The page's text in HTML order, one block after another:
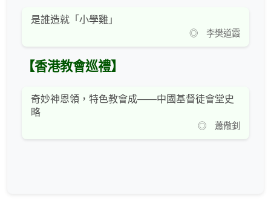
是誰造就「小學雞」
◎ 李樊道霞
【香港教會巡禮】
奇妙神恩領，特色教會成——中國基督徒會堂史
略
◎ 蕭儆釗